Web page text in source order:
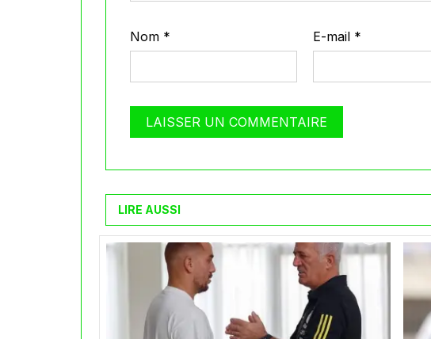
Nom * E-mail *
LIRE AUSSI